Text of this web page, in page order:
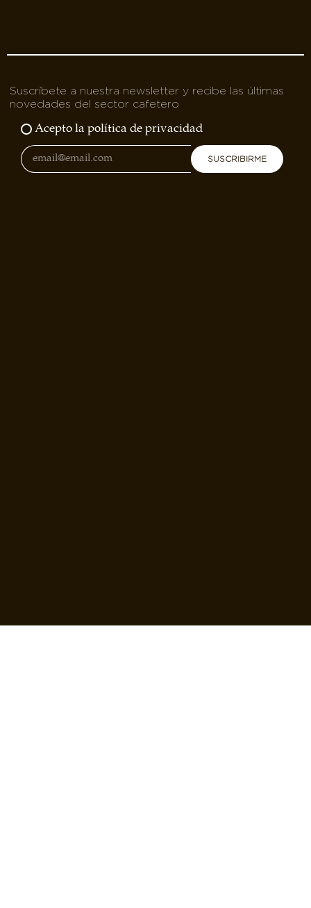
Suscríbete a nuestra newsletter y recibe las últimas
novedades del sector cafetero
Acepto la política de privacidad
SUSCRIBIRME